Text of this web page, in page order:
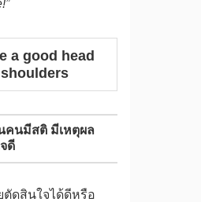
a good head
คนมีสติ มีเหตุผล
ดี
ตัดสินใจได้ดีหรือ